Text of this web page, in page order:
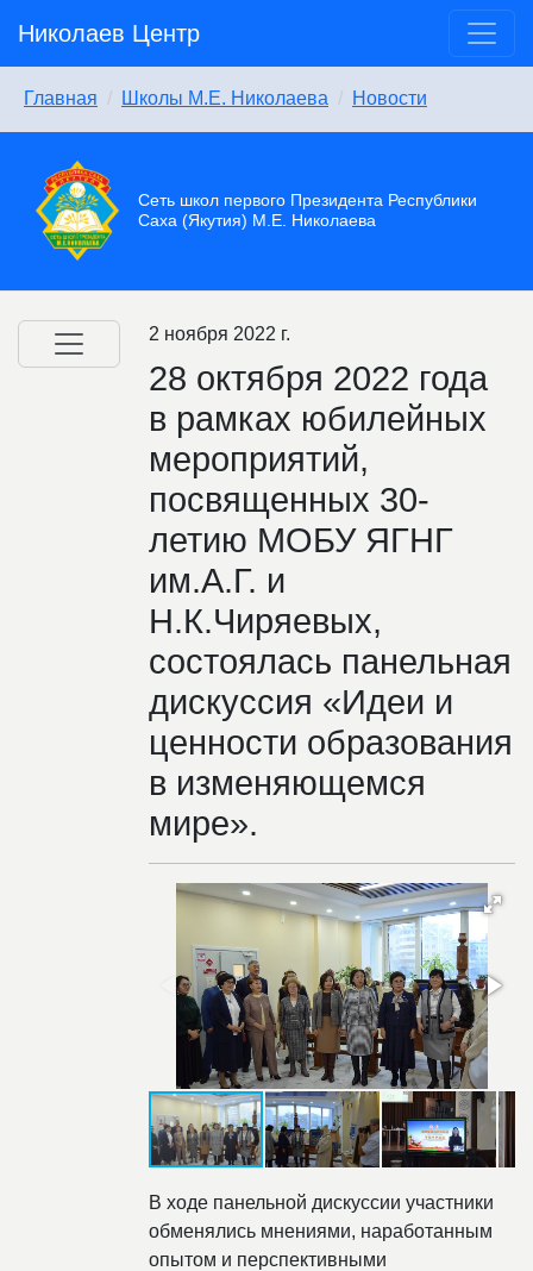
Николаев Центр
Главная Школы М.Е. Николаева Новости
Сеть школ первого Президента Республики
Саха (Якутия) М.Е. Николаева
2 ноября 2022 г.
​28 октября 2022 года
в рамках юбилейных
мероприятий,
посвященных 30-
летию МОБУ ЯГНГ
им.А.Г. и
Н.К.Чиряевых,
состоялась панельная
дискуссия «Идеи и
ценности образования
в изменяющемся
мире».
В ходе панельной дискуссии участники
обменялись мнениями, наработанным
опытом и перспективными